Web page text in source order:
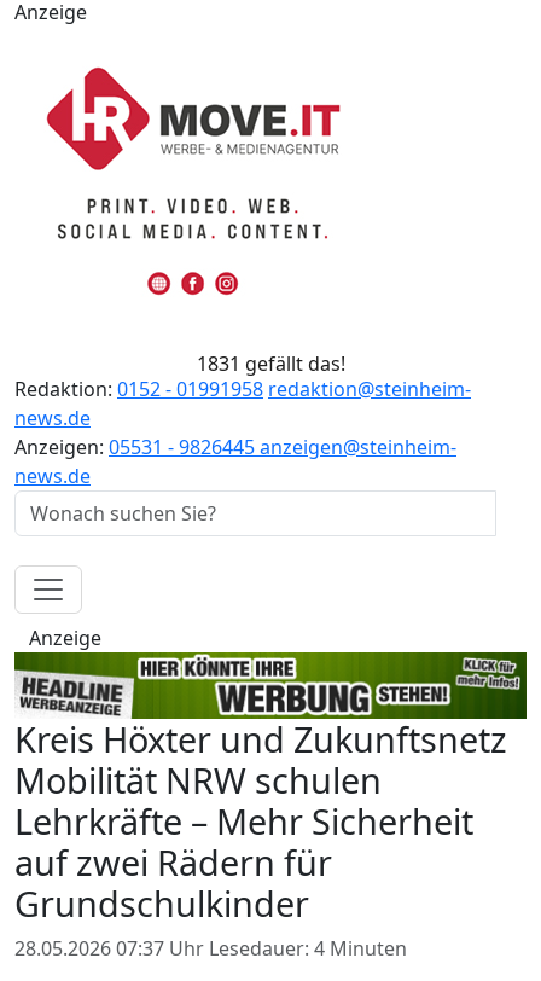
Anzeige
1831 gefällt das!
Redaktion: 0152 - 01991958 redaktion@steinheim-
news.de
Anzeigen: 05531 - 9826445anzeigen@steinheim-
news.de
Anzeige
Kreis Höxter und Zukunftsnetz
Mobilität NRW schulen
Lehrkräfte – Mehr Sicherheit
auf zwei Rädern für
Grundschulkinder
28.05.2026 07:37 Uhr Lesedauer: 4 Minuten